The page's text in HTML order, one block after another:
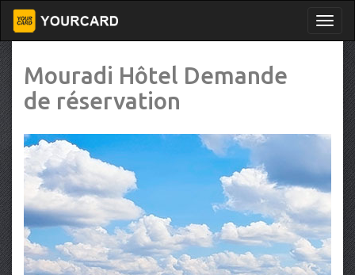
Mouradi Hôtel Demande
de réservation